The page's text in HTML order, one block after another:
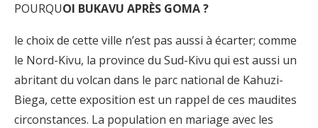
POURQUOI BUKAVU APRÈS GOMA ?
le choix de cette ville n’est pas aussi à écarter; comme
le Nord-Kivu, la province du Sud-Kivu qui est aussi un
abritant du volcan dans le parc national de Kahuzi-
Biega, cette exposition est un rappel de ces maudites
circonstances. La population en mariage avec les